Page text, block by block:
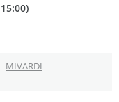
MIVARDI